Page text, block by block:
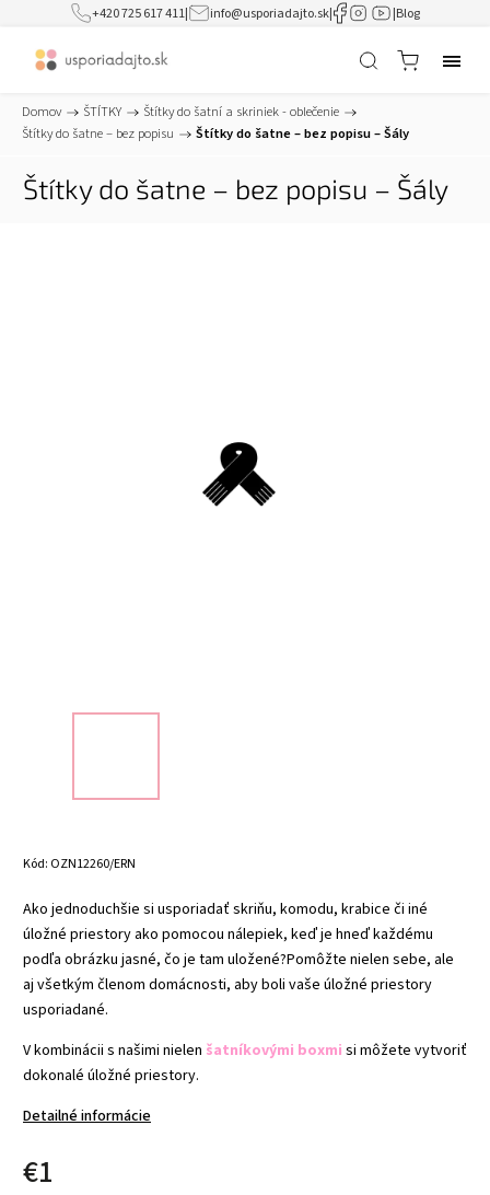
+420 725 617 411| info@usporiadajto.sk| |Blog
Domov / ŠTÍTKY / Štítky do šatní a skriniek - oblečenie /
Štítky do šatne – bez popisu / Štítky do šatne – bez popisu – Šály
Štítky do šatne – bez popisu – Šály
Kód: OZN12260/ERN
Ako jednoduchšie si usporiadať skriňu, komodu, krabice či iné
úložné priestory ako pomocou nálepiek, keď je hneď každému
podľa obrázku jasné, čo je tam uložené?Pomôžte nielen sebe, ale
aj všetkým členom domácnosti, aby boli vaše úložné priestory
usporiadané.
V kombinácii s našimi nielen šatníkovými boxmi si môžete vytvoriť
dokonalé úložné priestory.
Detailné informácie
€1